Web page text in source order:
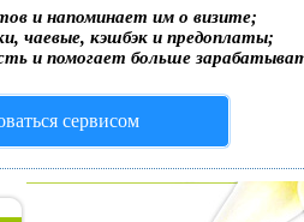
и напоминает им о визите;
чаевые, кэшбэк и предоплаты;
и помогает больше
сервисом